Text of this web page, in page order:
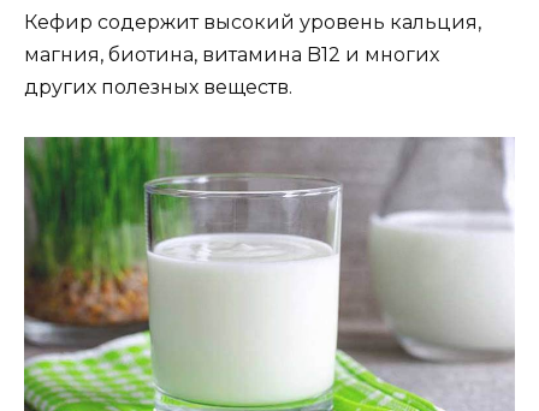
Кефир содержит высокий уровень кальция,
магния, биотина, витамина B12 и многих
других полезных веществ.